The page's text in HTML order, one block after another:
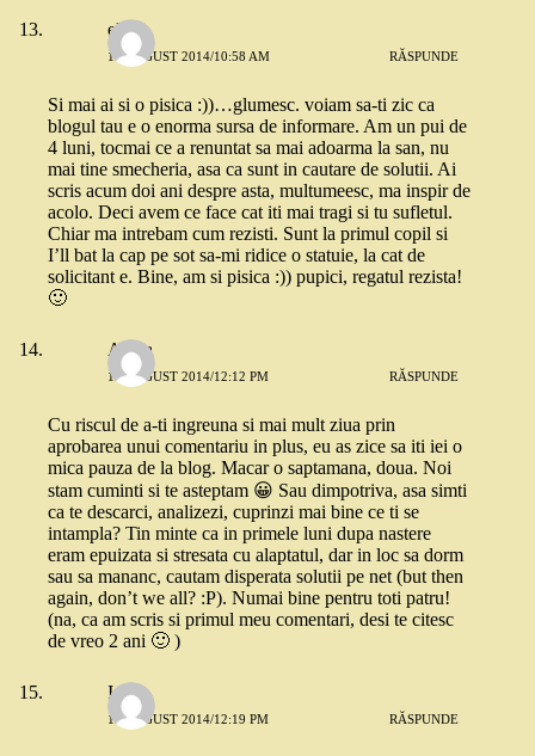
elena
19 AUGUST 2014/10:58 AM RĂSPUNDE
Si mai ai si o pisica :))…glumesc. voiam sa-ti zic ca
blogul tau e o enorma sursa de informare. Am un pui de
4 luni, tocmai ce a renuntat sa mai adoarma la san, nu
mai tine smecheria, asa ca sunt in cautare de solutii. Ai
scris acum doi ani despre asta, multumeesc, ma inspir de
acolo. Deci avem ce face cat iti mai tragi si tu sufletul.
Chiar ma intrebam cum rezisti. Sunt la primul copil si
I’ll bat la cap pe sot sa-mi ridice o statuie, la cat de
solicitant e. Bine, am si pisica :)) pupici, regatul rezista!
🙂
Adela
19 AUGUST 2014/12:12 PM RĂSPUNDE
Cu riscul de a-ti ingreuna si mai mult ziua prin
aprobarea unui comentariu in plus, eu as zice sa iti iei o
mica pauza de la blog. Macar o saptamana, doua. Noi
stam cuminti si te asteptam 😀 Sau dimpotriva, asa simti
ca te descarci, analizezi, cuprinzi mai bine ce ti se
intampla? Tin minte ca in primele luni dupa nastere
eram epuizata si stresata cu alaptatul, dar in loc sa dorm
sau sa mananc, cautam disperata solutii pe net (but then
again, don’t we all? :P). Numai bine pentru toti patru!
(na, ca am scris si primul meu comentari, desi te citesc
de vreo 2 ani 🙂 )
Ioana
19 AUGUST 2014/12:19 PM RĂSPUNDE